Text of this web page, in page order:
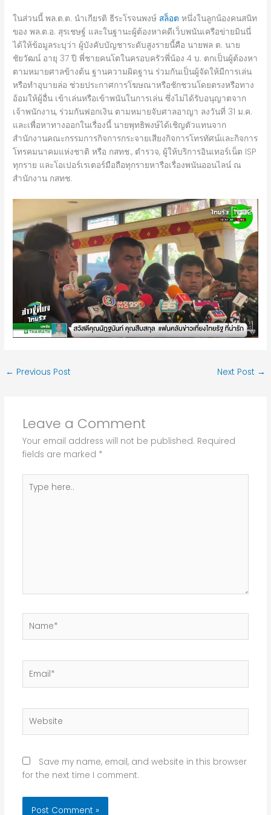
ในส่วนนี้ พล.ต.ต. นำเกียรติ ธีระโรจนพงษ์ สล็อต หนึ่งในลูกน้องคนสนิท
ของ พล.ต.อ. สุรเชษฐ์ และในฐานะผู้ต้องหาคดีเว็บพนันเครือข่ายมินนี่
ได้ให้ข้อมูลระบุว่า ผู้บังคับบัญชาระดับสูงรายนี้คือ นายพล ต. นาย
ชัยวัฒน์ อายุ 37 ปี พี่ชายคนโตในครอบครัวพี่น้อง 4 บ. ตกเป็นผู้ต้องหา
ตามหมายศาลข้างต้น ฐานความผิดฐาน ร่วมกันเป็นผู้จัดให้มีการเล่น
หรือทำอุบายล่อ ช่วยประกาศการโฆษณาหรือชักชวนโดยตรงหรือทาง
อ้อมให้ผู้อื่น เข้าเล่นหรือเข้าพนันในการเล่น ซึ่งไม่ได้รับอนุญาตจาก
เจ้าพนักงาน, ร่วมกันฟอกเงิน ตามหมายจับศาลอาญา ลงวันที่ 31 ม.ค.
และเพื่อหาทางออกในเรื่องนี้ นายพุทธิพงษ์ได้เชิญตัวแทนจาก
สำนักงานคณะกรรมการกิจการกระจายเสียงกิจการโทรทัศน์และกิจการ
โทรคมนาคมแห่งชาติ หรือ กสทช., ตำรวจ, ผู้ให้บริการอินเทอร์เน็ต ISP
ทุกราย และโอเปอร์เรเตอร์มือถือทุกรายหารือเรื่องพนันออนไลน์ ณ
สำนักงาน กสทช.
← Previous Post Next Post →
Leave a Comment
Your email address will not be published. Required
fields are marked *
here..
Save my name, email, and website in this browser
for the next time I comment.